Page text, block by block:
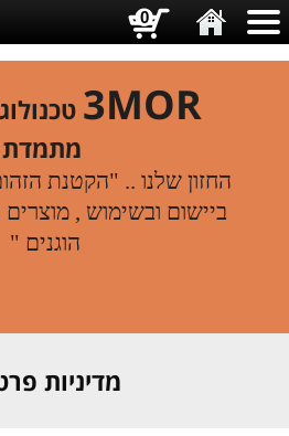
3MOR
מתמדת
החזון שלנו .. "הקטנת
ביישום ובשימוש ,
הוגנים "
מדיניות
0